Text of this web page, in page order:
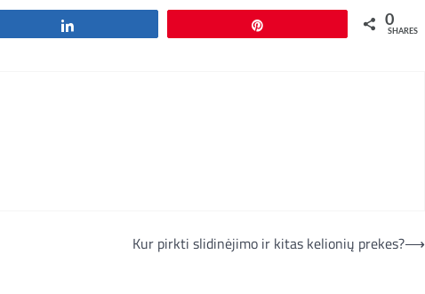
0
SHARES
Kur pirkti slidinėjimo ir kitas kelionių prekes?⟶